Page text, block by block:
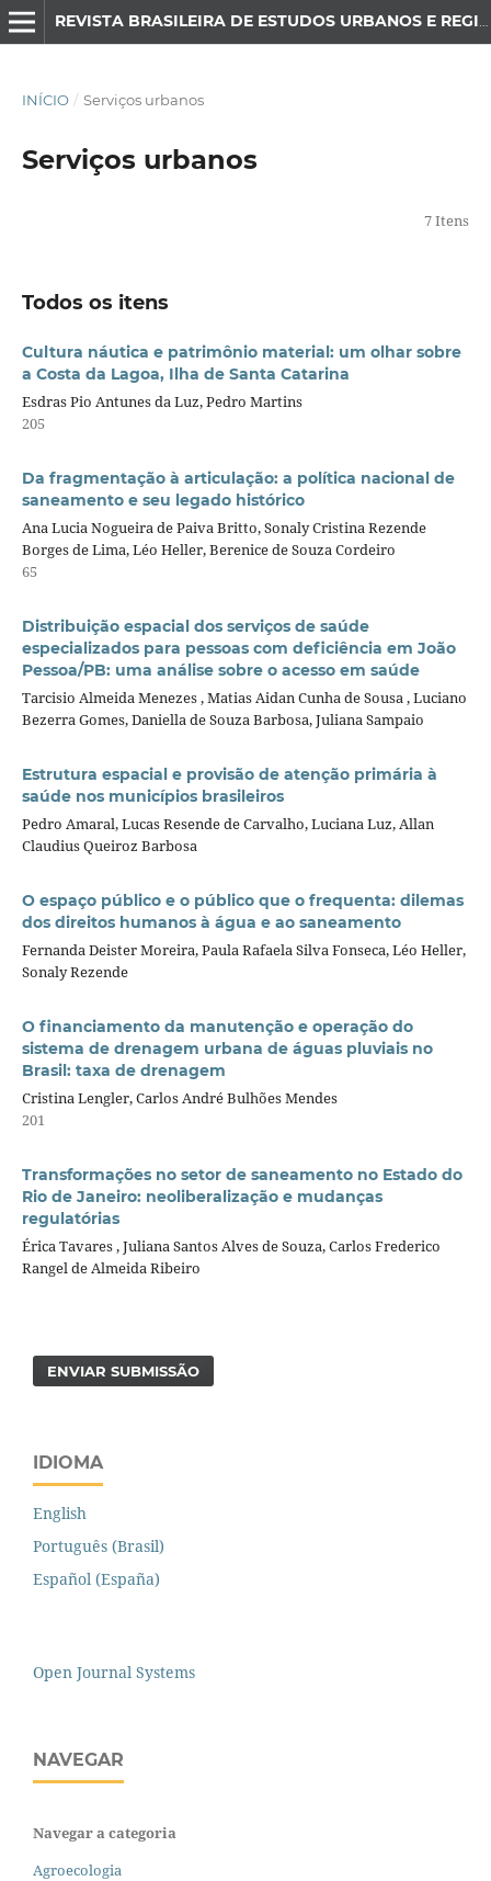
INÍCIO / Serviços urbanos
Serviços urbanos
7 Itens
Todos os itens
Cultura náutica e patrimônio material: um olhar sobre
a Costa da Lagoa, Ilha de Santa Catarina
Esdras Pio Antunes da Luz, Pedro Martins
205
Da fragmentação à articulação: a política nacional de
saneamento e seu legado histórico
Ana Lucia Nogueira de Paiva Britto, Sonaly Cristina Rezende
Borges de Lima, Léo Heller, Berenice de Souza Cordeiro
65
Distribuição espacial dos serviços de saúde
especializados para pessoas com deficiência em João
Pessoa/PB: uma análise sobre o acesso em saúde
Tarcisio Almeida Menezes , Matias Aidan Cunha de Sousa , Luciano
Bezerra Gomes, Daniella de Souza Barbosa, Juliana Sampaio
Estrutura espacial e provisão de atenção primária à
saúde nos municípios brasileiros
Pedro Amaral, Lucas Resende de Carvalho, Luciana Luz, Allan
Claudius Queiroz Barbosa
O espaço público e o público que o frequenta: dilemas
dos direitos humanos à água e ao saneamento
Fernanda Deister Moreira, Paula Rafaela Silva Fonseca, Léo Heller,
Sonaly Rezende
O financiamento da manutenção e operação do
sistema de drenagem urbana de águas pluviais no
Brasil: taxa de drenagem
Cristina Lengler, Carlos André Bulhões Mendes
201
Transformações no setor de saneamento no Estado do
Rio de Janeiro: neoliberalização e mudanças
regulatórias
Érica Tavares , Juliana Santos Alves de Souza, Carlos Frederico
Rangel de Almeida Ribeiro
ENVIAR SUBMISSÃO
IDIOMA
English
Português (Brasil)
Español (España)
Open Journal Systems
NAVEGAR
Navegar a categoria
Agroecologia